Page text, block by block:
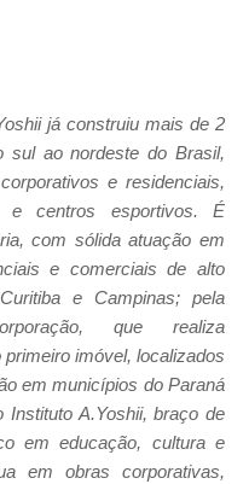
já construiu mais de 2
sul ao nordeste do Brasil,
e residenciais,
e centros esportivos. É
com sólida atuação em
e comerciais de alto
e Campinas; pela
que realiza
imóvel, localizados
em municípios do Paraná
A.Yoshii, braço de
em educação, cultura e
em obras corporativas,